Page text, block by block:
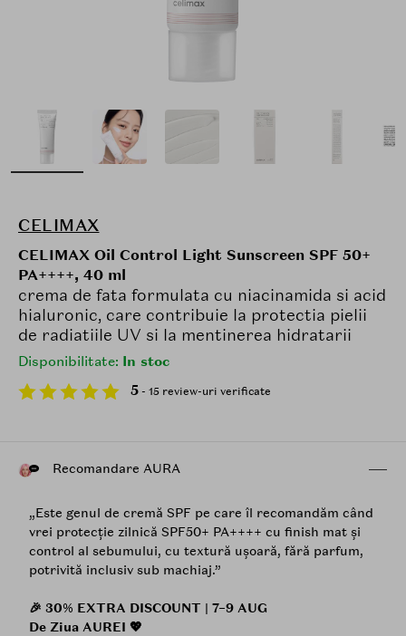
CELIMAX
CELIMAX Oil Control Light Sunscreen SPF 50+
PA++++, 40 ml
crema de fata formulata cu niacinamida si acid
hialuronic, care contribuie la protectia pielii
de radiatiile UV si la mentinerea hidratarii
Disponibilitate: In stoc
5 - 15 review-uri verificate
Recomandare AURA
„Este genul de cremă SPF pe care îl recomandăm când
vrei protecție zilnică SPF50+ PA++++ cu finish mat și
control al sebumului, cu textură ușoară, fără parfum,
potrivită inclusiv sub machiaj.”
🎉 30% EXTRA DISCOUNT | 7–9 AUG
De Ziua AUREI 💖